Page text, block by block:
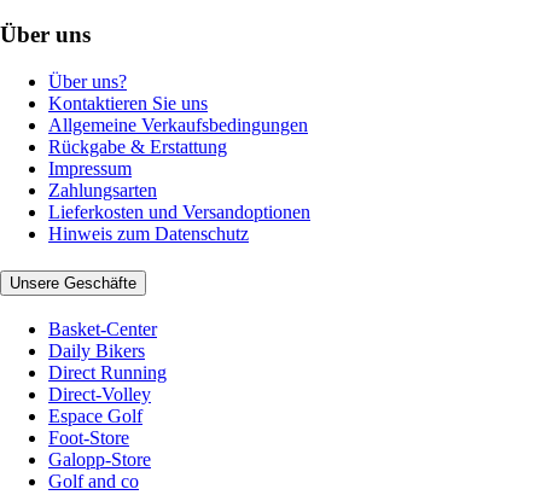
Über uns
Über uns?
Kontaktieren Sie uns
Allgemeine Verkaufsbedingungen
Rückgabe & Erstattung
Impressum
Zahlungsarten
Lieferkosten und Versandoptionen
Hinweis zum Datenschutz
Unsere Geschäfte
Basket-Center
Daily Bikers
Direct Running
Direct-Volley
Espace Golf
Foot-Store
Galopp-Store
Golf and co